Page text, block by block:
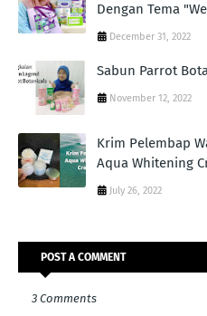
Dengan Tema
December 31, 2022
Sabun Parrot
November 12, 2022
Krim Pelembap
Aqua Whitening
July 26, 2022
POST A COMMENT
3 Comments